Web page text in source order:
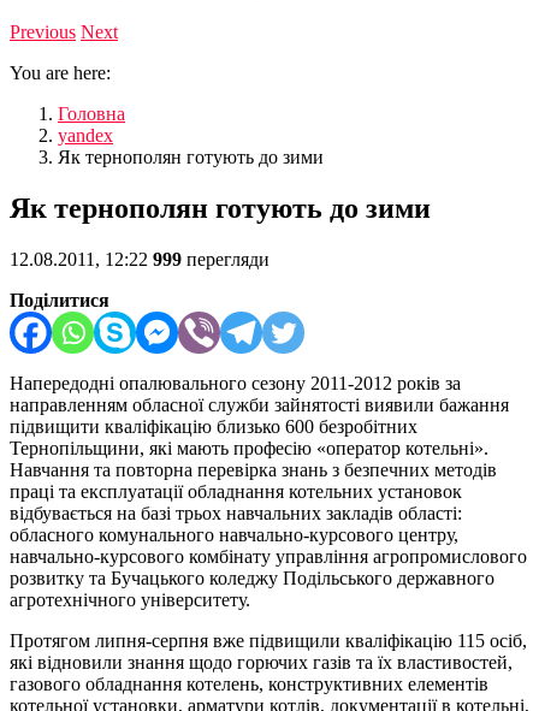
Previous Next
You are here:
Головна
yandex
Як тернополян готують до зими
Як тернополян готують до зими
12.08.2011, 12:22 999 перегляди
Поділитися
Напередодні опалювального сезону 2011-2012 років за
направленням обласної служби зайнятості виявили бажання
підвищити кваліфікацію близько 600 безробітних
Тернопільщини, які мають професію «оператор котельні».
Навчання та повторна перевірка знань з безпечних методів
праці та експлуатації обладнання котельних установок
відбувається на базі трьох навчальних закладів області:
обласного комунального навчально-курсового центру,
навчально-курсового комбінату управління агропромислового
розвитку та Бучацького коледжу Подільського державного
агротехнічного університету.
Протягом липня-серпня вже підвищили кваліфікацію 115 осіб,
які відновили знання щодо горючих газів та їх властивостей,
газового обладнання котелень, конструктивних елементів
котельної установки, арматури котлів, документації в котельні,